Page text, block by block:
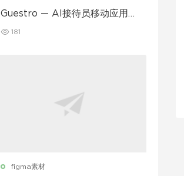
Guestro — AI接待员移动应用U
181
figma素材